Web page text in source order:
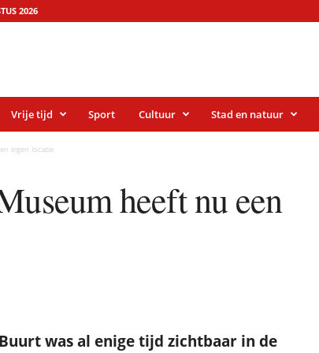
2026
Vrije tijd Sport Cultuur Stad en natuur
eigen locatie
heeft nu een
was al enige tijd zichtbaar in de